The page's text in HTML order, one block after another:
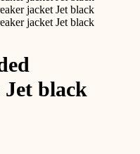
black